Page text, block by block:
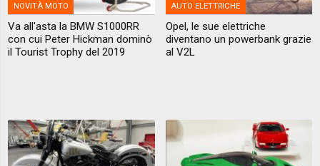
NOVITÀ MOTO
Va all'asta la BMW S1000RR
con cui Peter Hickman dominò
il Tourist Trophy del 2019
AUTO ELETTRICHE
Opel, le sue elettriche
diventano un powerbank grazie
al V2L